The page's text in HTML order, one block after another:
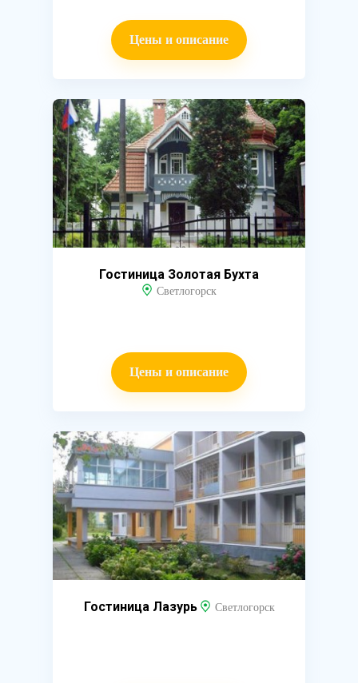
Цены и описание
Гостиница Золотая Бухта
Светлогорск
Цены и описание
Гостиница Лазурь Светлогорск